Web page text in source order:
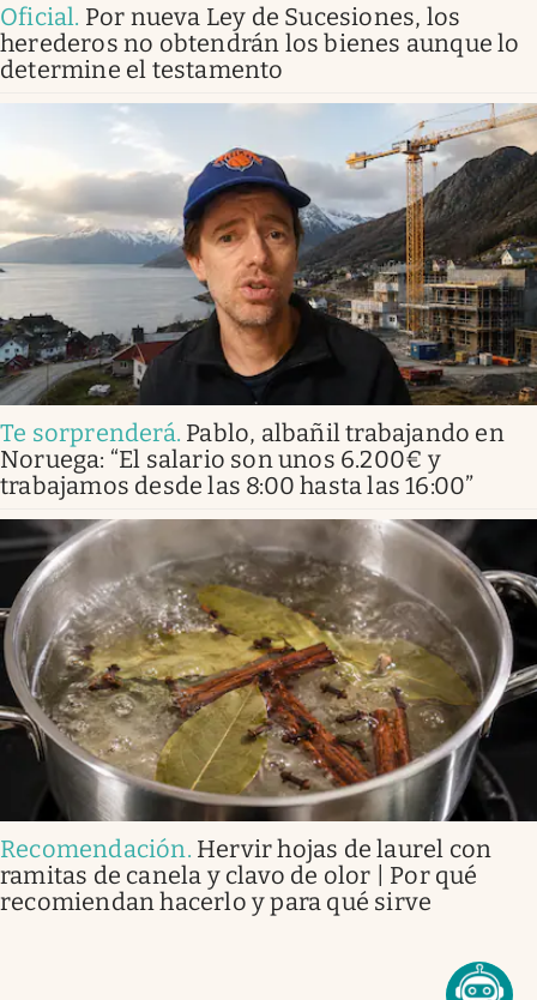
Oficial. Por nueva Ley de Sucesiones, los
herederos no obtendrán los bienes aunque lo
determine el testamento
Te sorprenderá. Pablo, albañil trabajando en
Noruega: “El salario son unos 6.200€ y
trabajamos desde las 8:00 hasta las 16:00”
Recomendación. Hervir hojas de laurel con
ramitas de canela y clavo de olor | Por qué
recomiendan hacerlo y para qué sirve